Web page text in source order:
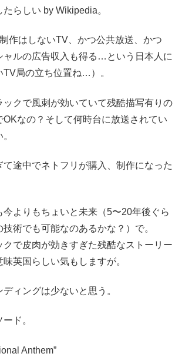
らしい by Wikipedia。
作はしないTV、かつ公共放送、かつ
ャルの広告収入も得る…という日本人に
TV局の立ち位置ね…）。
ックで風刺が効いていて残酷描写有りの
OKなの？そして何時台に放送されてい
て途中でネトフリが購入、制作になった
今よりもちょいと未来（5〜20年後ぐら
術でも可能なのあるかな？）で。
クで皮肉が効きすぎた残酷なストーリー
英国らしい気もしますが。
ィングは少ないと思う。
ド。
Anthem”